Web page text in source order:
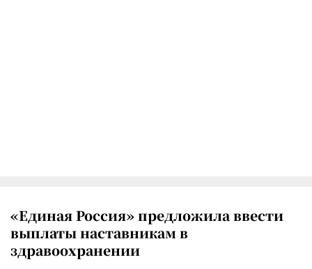
«Единая Россия» предложила ввести
выплаты наставникам в
здравоохранении